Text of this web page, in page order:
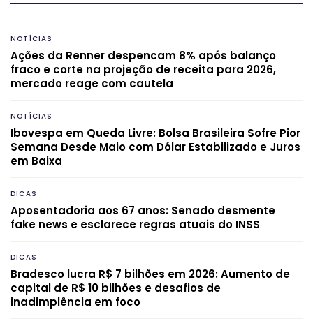
NOTÍCIAS
Ações da Renner despencam 8% após balanço
fraco e corte na projeção de receita para 2026,
mercado reage com cautela
NOTÍCIAS
Ibovespa em Queda Livre: Bolsa Brasileira Sofre Pior
Semana Desde Maio com Dólar Estabilizado e Juros
em Baixa
DICAS
Aposentadoria aos 67 anos: Senado desmente
fake news e esclarece regras atuais do INSS
DICAS
Bradesco lucra R$ 7 bilhões em 2026: Aumento de
capital de R$ 10 bilhões e desafios de
inadimplência em foco